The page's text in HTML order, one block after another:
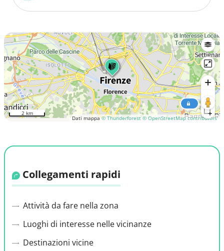
Dati mappa© Thunderforest © OpenStreetMap contributors
2 km
Collegamenti rapidi
Attività da fare nella zona
Luoghi di interesse nelle vicinanze
Destinazioni vicine